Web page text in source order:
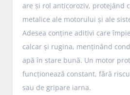
are și rol anticoroziv, protejând
metalice ale motorului și ale
Adesea conține aditivi care
calcar și rugina, menținând
apă în stare bună. Un motor
funcționează constant, fără
sau de gripare iarna.